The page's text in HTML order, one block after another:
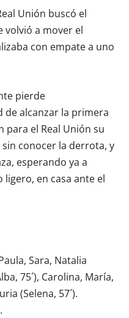
Unión buscó el
volvió a mover el
con empate a uno
pierde
alcanzar la primera
para el Real Unión su
sin conocer la derrota, y
esperando ya a
en casa ante el
Sara, Natalia
75´), Carolina, María,
(Selena, 57´).